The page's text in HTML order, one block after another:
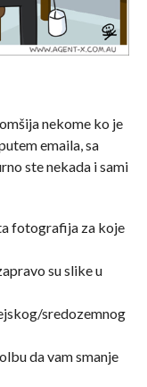
nekome ko je
emaila, sa
ste nekada i sami
fotografija za koje
su slike u
sredozemnog
da vam smanje